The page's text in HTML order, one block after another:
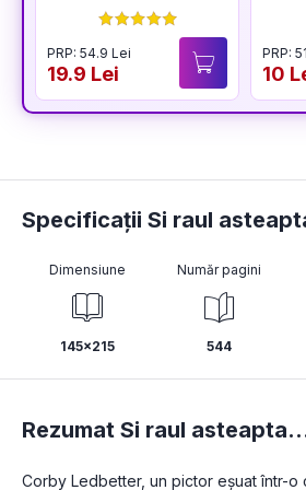
PRP: 54.9 Lei
19.9 Lei
PRP:
10
Specificații Si raul
Dimensiune
145x215
Număr pagini
544
Rezumat Si raul
Corby Ledbetter, un pictor eșuat într-o